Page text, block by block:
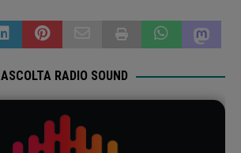
ASCOLTA RADIO SOUND